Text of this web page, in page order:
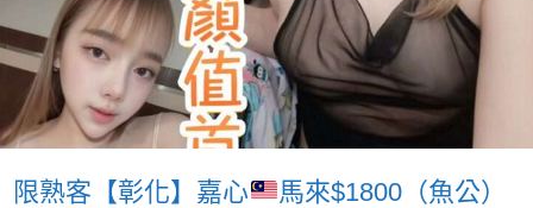
限熟客【彰化】嘉心 馬來$1800（魚公）